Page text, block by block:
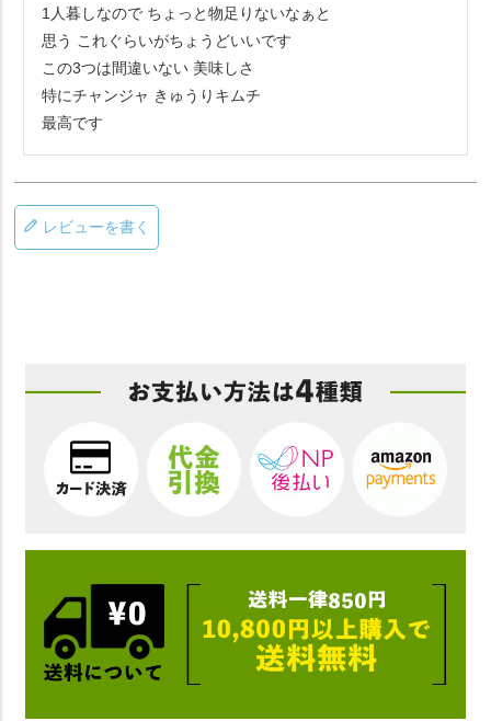
1人暮しなので ちょっと物足りないなぁと
思う これぐらいがちょうどいいです
この3つは間違いない 美味しさ
特にチャンジャ きゅうりキムチ
最高です
レビューを書く